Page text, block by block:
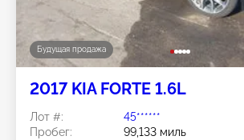
Будущая продажа
2017 KIA FORTE 1.6L
Лот #:
45******
Пробег:
99,133 миль